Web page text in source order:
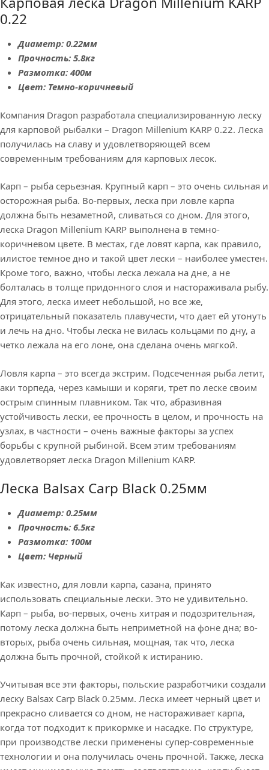
0.22
Диаметр: 0.22мм
Прочность: 5.8кг
Размотка: 400м
Цвет: Темно-коричневый
Компания Dragon разработала специализированную леску
для карповой рыбалки – Dragon Millenium KARP 0.22. Леска
получилась на славу и удовлетворяющей всем
современным требованиям для карповых лесок.
Карп – рыба серьезная. Крупный карп – это очень сильная и
осторожная рыба. Во-первых, леска при ловле карпа
должна быть незаметной, сливаться со дном. Для этого,
леска Dragon Millenium KARP выполнена в темно-
коричневом цвете. В местах, где ловят карпа, как правило,
илистое темное дно и такой цвет лески – наиболее уместен.
Кроме того, важно, чтобы леска лежала на дне, а не
болталась в толще придонного слоя и настораживала рыбу.
Для этого, леска имеет небольшой, но все же,
отрицательный показатель плавучести, что дает ей утонуть
и лечь на дно. Чтобы леска не вилась кольцами по дну, а
четко лежала на его лоне, она сделана очень мягкой.
Ловля карпа – это всегда экстрим. Подсеченная рыба летит,
аки торпеда, через камыши и коряги, трет по леске своим
острым спинным плавником. Так что, абразивная
устойчивость лески, ее прочность в целом, и прочность на
узлах, в частности – очень важные факторы за успех
борьбы с крупной рыбиной. Всем этим требованиям
удовлетворяет леска Dragon Millenium KARP.
Леска Balsax Carp Black 0.25мм
Диаметр: 0.25мм
Прочность: 6.5кг
Размотка: 100м
Цвет: Черный
Как известно, для ловли карпа, сазана, принято
использовать специальные лески. Это не удивительно.
Карп – рыба, во-первых, очень хитрая и подозрительная,
потому леска должна быть неприметной на фоне дна; во-
вторых, рыба очень сильная, мощная, так что, леска
должна быть прочной, стойкой к истиранию.
Учитывая все эти факторы, польские разработчики создали
леску Balsax Carp Black 0.25мм. Леска имеет черный цвет и
прекрасно сливается со дном, не настораживает карпа,
когда тот подходит к прикормке и насадке. По структуре,
при производстве лески применены супер-современные
технологии и она получилась очень прочной. Также, леска